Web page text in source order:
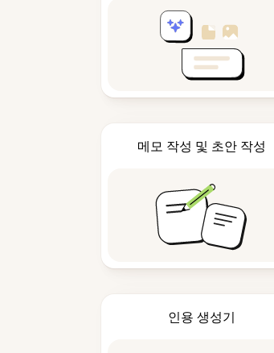
메모 작성 및 초안 작성
인용 생성기